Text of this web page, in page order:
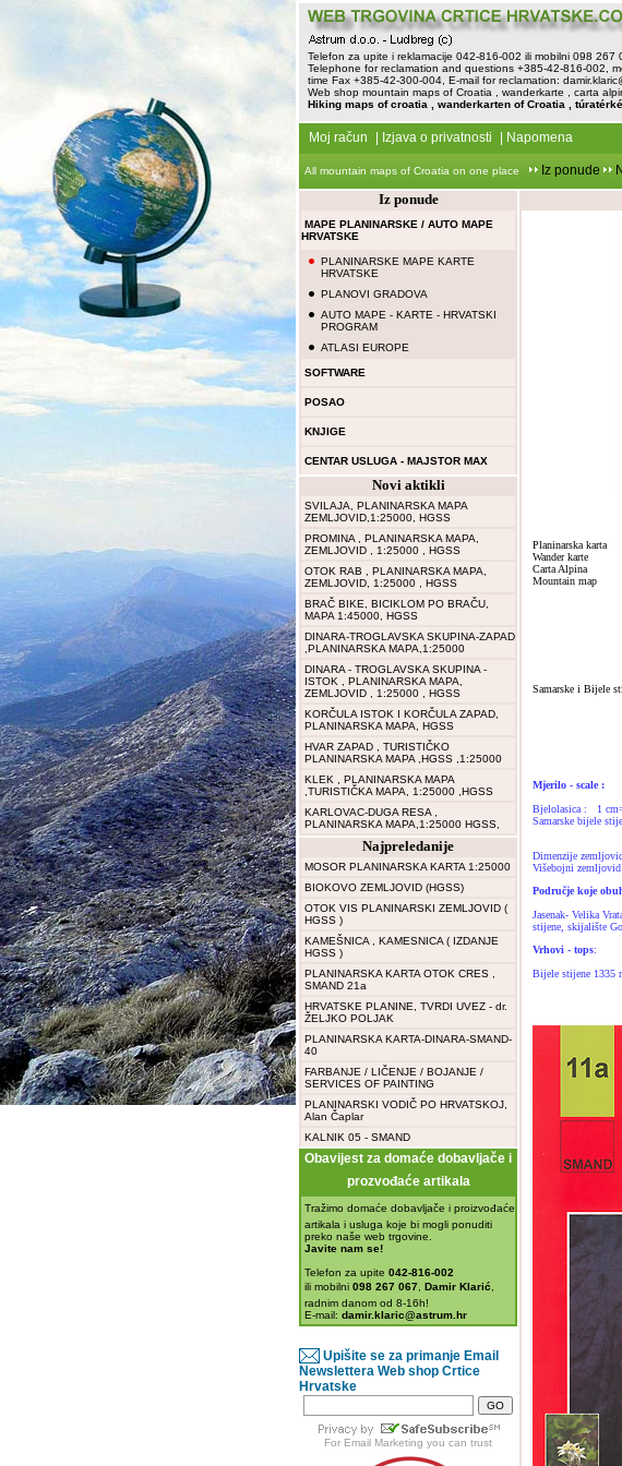
Telefon za upite i reklamacije 042-816-002 ili mobilni 098 267
Telephone for reclamation and questions +385-42-816-002,
time Fax +385-42-300-004, E-mail for reclamation:
Web shop mountain maps of Croatia , wanderkarte , carta
Hiking maps of croatia , wanderkarten of Croatia ,
Moj račun Izjava o privatnosti Napomena
All mountain maps of Croatia on one place Iz ponude
Iz ponude
MAPE PLANINARSKE / AUTO MAPE
HRVATSKE
PLANINARSKE MAPE KARTE
HRVATSKE
PLANOVI GRADOVA
AUTO MAPE - KARTE - HRVATSKI
PROGRAM
ATLASI EUROPE
SOFTWARE
POSAO
KNJIGE
CENTAR USLUGA - MAJSTOR MAX
Novi aktikli
SVILAJA, PLANINARSKA MAPA
ZEMLJOVID,1:25000, HGSS
PROMINA , PLANINARSKA MAPA,
ZEMLJOVID , 1:25000 , HGSS
OTOK RAB , PLANINARSKA MAPA,
ZEMLJOVID, 1:25000 , HGSS
BRAČ BIKE, BICIKLOM PO BRAČU,
MAPA 1:45000, HGSS
DINARA-TROGLAVSKA SKUPINA-ZAPAD
,PLANINARSKA MAPA,1:25000
DINARA - TROGLAVSKA SKUPINA -
ISTOK , PLANINARSKA MAPA,
ZEMLJOVID , 1:25000 , HGSS
KORČULA ISTOK I KORČULA ZAPAD,
PLANINARSKA MAPA, HGSS
HVAR ZAPAD , TURISTIČKO
PLANINARSKA MAPA ,HGSS ,1:25000
KLEK , PLANINARSKA MAPA
,TURISTIČKA MAPA, 1:25000 ,HGSS
KARLOVAC-DUGA RESA ,
PLANINARSKA MAPA,1:25000 HGSS,
Najpreledanije
MOSOR PLANINARSKA KARTA 1:25000
BIOKOVO ZEMLJOVID (HGSS)
OTOK VIS PLANINARSKI ZEMLJOVID (
HGSS )
KAMEŠNICA , KAMESNICA ( IZDANJE
HGSS )
PLANINARSKA KARTA OTOK CRES ,
SMAND 21a
HRVATSKE PLANINE, TVRDI UVEZ - dr.
ŽELJKO POLJAK
PLANINARSKA KARTA-DINARA-SMAND-
40
FARBANJE / LIČENJE / BOJANJE /
SERVICES OF PAINTING
PLANINARSKI VODIČ PO HRVATSKOJ,
Alan Čaplar
KALNIK 05 - SMAND
Obavijest za domaće dobavljače i
prozvođaće artikala
Tražimo domaće dobavljače i proizvođaće
artikala i usluga koje bi mogli ponuditi
preko naše web trgovine.
Javite nam se!
Telefon za upite 042-816-002
ili mobilni 098 267 067 Damir Klarić
radnim danom od 8-16h!
E-mail: damir.klaric@astrum.hr
Upišite se za primanje Email
Newslettera Web shop Crtice
Hrvatske
For Email Marketing you can trust
Planinarska karta
Wander karte
Carta Alpina
Mountain map
Samarske i Bijele
Mjerilo - scale :
Bjelolasica : 1
Samarske bijele
Dimenzije
Višebojni
Područje koje
Jasenak- Velika
stijene, skijalište
Vrhovi - tops:
Bijele stijene 1335